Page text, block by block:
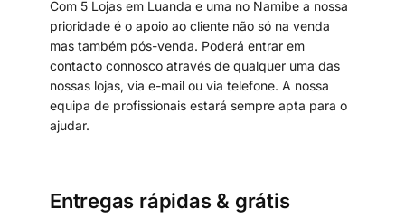
Com 5 Lojas em Luanda e uma no Namibe a nossa
prioridade é o apoio ao cliente não só na venda
mas também pós-venda. Poderá entrar em
contacto connosco através de qualquer uma das
nossas lojas, via e-mail ou via telefone. A nossa
equipa de profissionais estará sempre apta para o
ajudar.
Entregas rápidas & grátis